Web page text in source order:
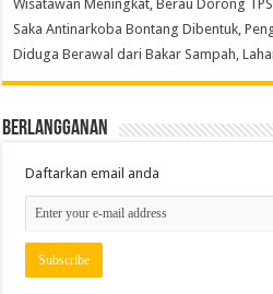
Wisatawan Meningkat, Berau Dorong
Saka Antinarkoba Bontang Dibentuk,
Diduga Berawal dari Bakar Sampah,
Berlangganan
Daftarkan email anda